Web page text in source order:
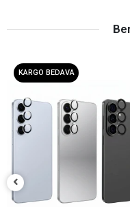
KARGO BEDAVA